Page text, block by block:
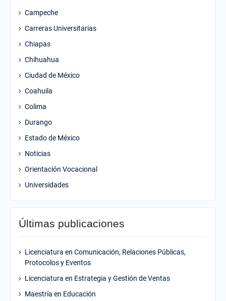
Campeche
Carreras Universitarias
Chiapas
Chihuahua
Ciudad de México
Coahuila
Colima
Durango
Estado de México
Noticias
Orientación Vocacional
Universidades
Últimas publicaciones
Licenciatura en Comunicación, Relaciones Públicas,
Protocolos y Eventos
Licenciatura en Estrategia y Gestión de Ventas
Maestría en Educación